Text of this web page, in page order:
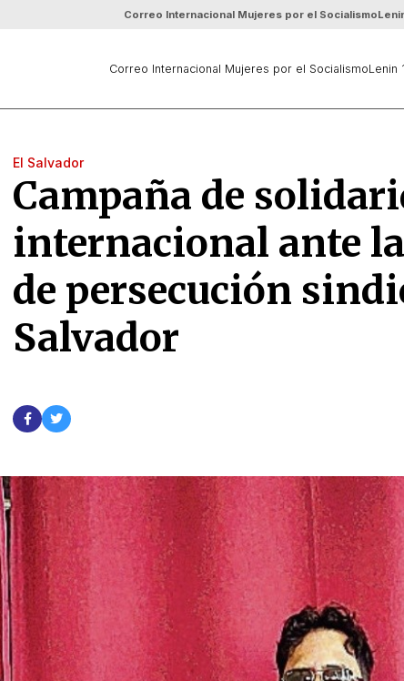
Correo Internacional Mujeres por el Socialismo
Correo Internacional Mujeres por el SocialismoLenin
El Salvador
Campaña de
internacional ante
de persecución
Salvador